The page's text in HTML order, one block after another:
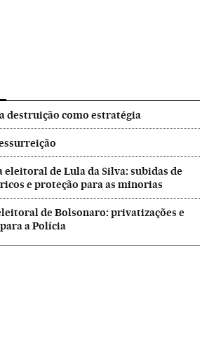
destruição como estratégia
eleitoral de Lula da Silva: subidas de
e proteção para as minorias
de Bolsonaro: privatizações e
a Polícia